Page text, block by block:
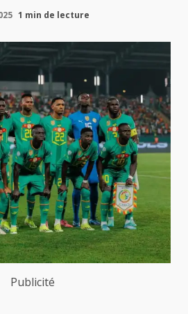
1 min de lecture
Publicité